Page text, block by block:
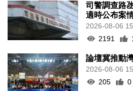
司警調查路
適時公布案
2026-08-06
2191
論壇冀推動
2026-08-06
205
0